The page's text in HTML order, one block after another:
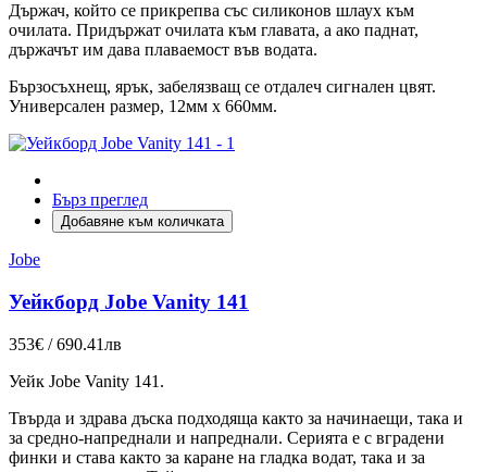
Държач, който се прикрепва със силиконов шлаух към
очилата. Придържат очилата към главата, а ако паднат,
държачът им дава плаваемост във водата.
Бързосъхнещ, ярък, забелязващ се отдалеч сигнален цвят.
Универсален размер, 12мм x 660мм.
Бърз преглед
Добавяне към количката
Jobe
Уейкборд Jobe Vanity 141
353€ / 690.41лв
Уейк Jobe Vanity 141.
Твърда и здрава дъска подходяща както за начинаещи, така и
за средно-напреднали и напреднали. Серията е с вградени
финки и става както за каране на гладка водат, така и за